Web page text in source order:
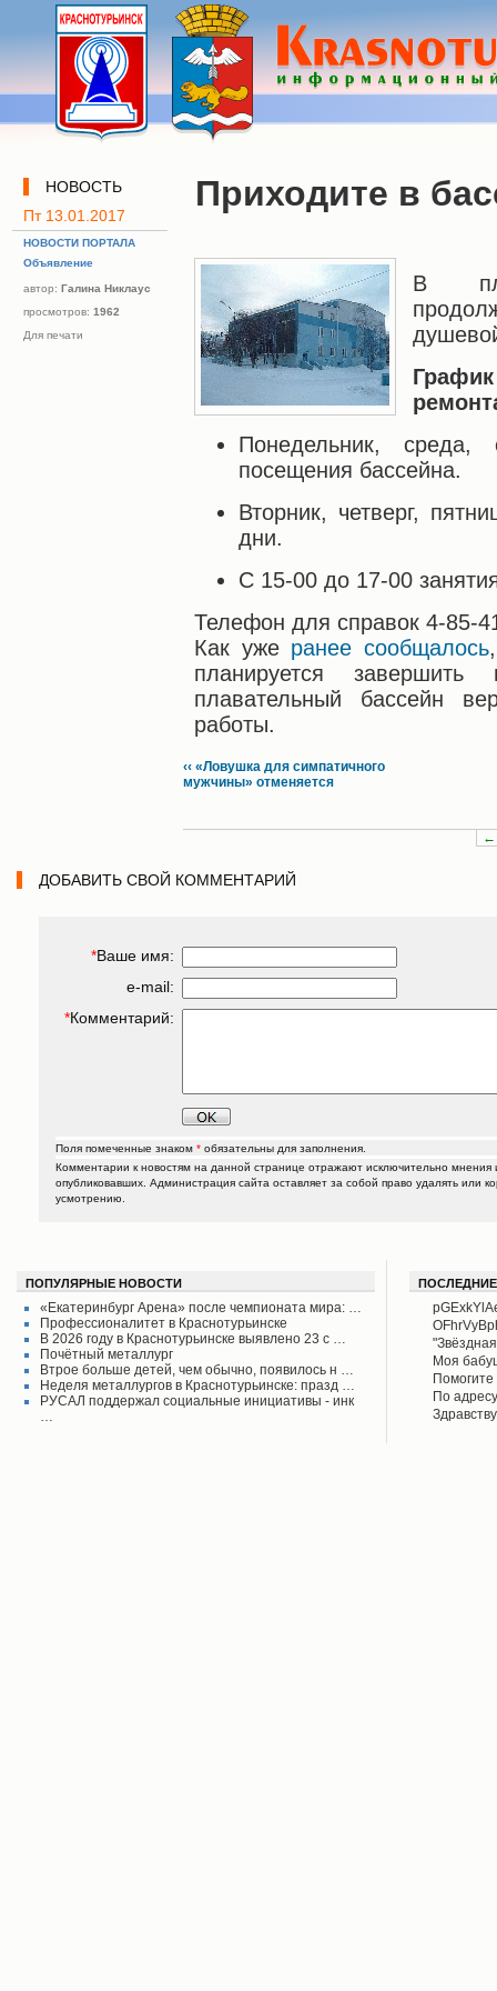
НОВОСТЬ
Пт 13.01.2017
НОВОСТИ ПОРТАЛА
Объявление
автор: Галина Никлаус
просмотров: 1962
Для печати
Приходите в
В
Понедельник,
посещения бассейна.
Вторник, четверг,
дни.
С 15-00 до 17-00
Телефон для справок 4-85-
Как уже ранее сообщалось
планируется
плавательный бассейн
работы.
‹‹ «Ловушка для симпатичного
мужчины» отменяется
←
ДОБАВИТЬ СВОЙ КОММЕНТАРИЙ
*Ваше имя:
e-mail:
*Комментарий:
Поля помеченные знаком * обязательны для заполнения.
Комментарии к новостям на данной странице отражают исключительно мнения
опубликовавших. Администрация сайта оставляет за собой право удалять или
усмотрению.
ПОПУЛЯРНЫЕ НОВОСТИ
«Екатеринбург Арена» после чемпионата мира: …
Профессионалитет в Краснотурьинске
В 2026 году в Краснотурьинске выявлено 23 с …
Почётный металлург
Втрое больше детей, чем обычно, появилось н …
Неделя металлургов в Краснотурьинске: празд …
РУСАЛ поддержал социальные инициативы - инк
…
своего
поднял
Моя
Айрих
в
По